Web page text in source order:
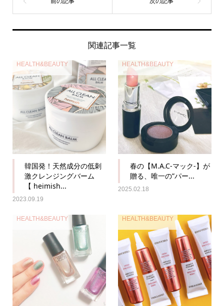
関連記事一覧
HEALTH&BEAUTY
韓国発！天然成分の低刺
激クレンジングバーム
【 heimish...
2023.09.19
HEALTH&BEAUTY
春の【M.A.C-マック-】が
贈る、唯一の”パー...
2025.02.18
HEALTH&BEAUTY HEALTH&BEAUTY